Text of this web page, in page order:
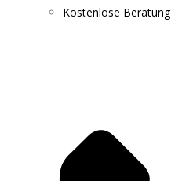
Kostenlose Beratung